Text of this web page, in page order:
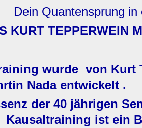
Dein Quantensprung
KURT TEPPERWEIN
wurde von Kurt
Nada entwickelt .
der 40 jährigen
Kausaltraining ist ein